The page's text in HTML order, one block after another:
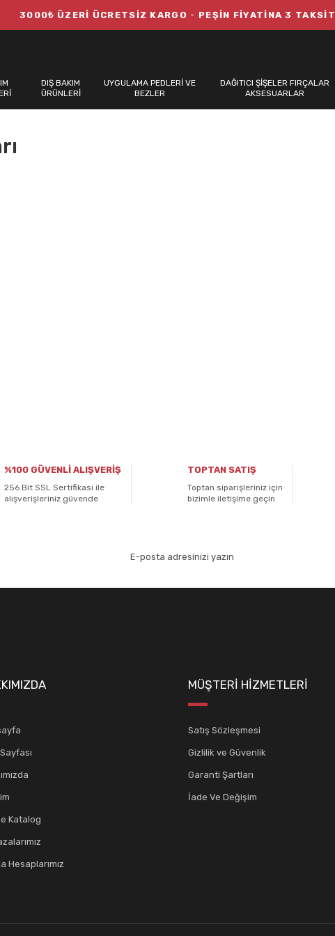
3000₺ ÜZERİ ÜCRETSİZ KARGO - PEŞİN FİYATİNA 3 TAKSİT
DIŞ BAKIM
ÜRÜNLERİ
UYGULAMA PEDLERİ VE
BEZLER
DAĞITICI ŞİŞELER FIRÇALAR
AKSESUARLAR
%100 GÜVENLİ ALIŞVERİŞ
256 Bit SSL Sertifikası ile
alışverişleriniz güvende
TOPTAN SATIŞ
Toptan siparişleriniz için
bizimle iletişime geçin
Katalog
Hesaplarımız
MÜŞTERİ HİZMETLERİ
Satış Sözleşmesi
Gizlilik ve Güvenlik
Garanti Şartları
İade Ve Değişim